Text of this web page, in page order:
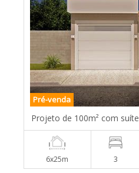
Pré-venda
Projeto de 100m² com suíte
6x25m 3